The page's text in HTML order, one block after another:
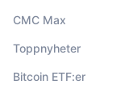
CMC Max
Toppnyheter
Bitcoin ETF:er